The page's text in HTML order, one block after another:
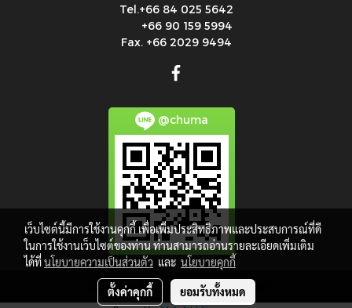
Tel.+66 84 025 5642
+66 90 159 5994
Fax. +66 2029 9494
@chuma
Copy right by makewebeasy.com
เว็บไซต์นี้มีการใช้งานคุกกี้ เพื่อเพิ่มประสิทธิภาพและประสบการณ์ที่ดี
ในการใช้งานเว็บไซต์ของท่าน ท่านสามารถอ่านรายละเอียดเพิ่มเติม
ได้ที่นโยบายความเป็นส่วนตัว และ นโยบายคุกกี้
ตั้งค่าคุกกี้ ยอมรับทั้งหมด